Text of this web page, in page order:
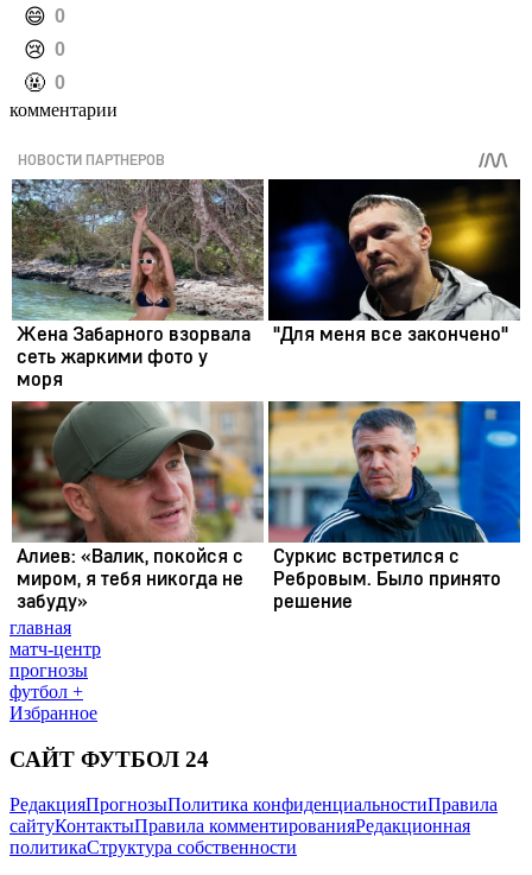
️😄 0
️😢 0
️🤬 0
комментарии
главная
матч-центр
прогнозы
футбол +
Избранное
САЙТ ФУТБОЛ 24
РедакцияПрогнозыПолитика конфиденциальностиПравила
сайтуКонтактыПравила комментированияРедакционная
политикаСтруктура собственности